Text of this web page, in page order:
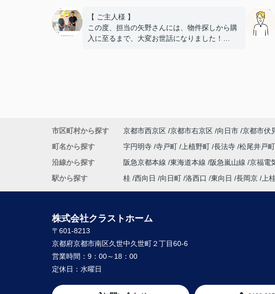
【 ご主人様 】
この度、担当の矢野さんには、物件探しから購
入に至るまで、大変お世話になりました！
【 奥様 】
この度、担当して下さった矢野さんには、たい
本当にありがとうございました。
暑い暑い最中、こちらの要望に沿った物件探し
購入にあたって、疑問や質問にも丁寧に説明し
て下さり、各所に度々足を運んで下さり、連絡
や報告など常に迅速に対応して下さいました。
私達家族の希望に、寄り添って尽力して下さる
心から信頼させていただいています。
これからお家探しをされると聞いたら、身内や
市区町村から探す 京都市西京区 京都市右京区 向日市 京都市伏
町名から探す
字円明寺 寺戸町 上植野町 長法寺 松尾井戸町
沿線から探す
阪急京都本線 東海道本線 阪急嵐山線 京福電
駅から探す
桂 西向日 向日町 洛西口 東向日 長岡京 上
株式会社クラストホーム
〒601-8213
京都府京都市南区久世中久世町２丁目60-6
営業時間： 9：00～18：00
定休日： 水曜日